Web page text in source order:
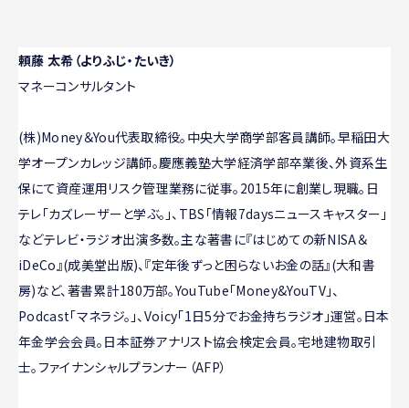
頼藤 太希（よりふじ・たいき）
マネーコンサルタント
(株)Money＆You代表取締役。中央大学商学部客員講師。早稲田大
学オープンカレッジ講師。慶應義塾大学経済学部卒業後、外資系生
保にて資産運用リスク管理業務に従事。2015年に創業し現職。日
テレ「カズレーザーと学ぶ。」、TBS「情報7daysニュースキャスター」
などテレビ・ラジオ出演多数。主な著書に『はじめての新NISA＆
iDeCo』(成美堂出版)、『定年後ずっと困らないお金の話』(大和書
房)など、著書累計180万部。YouTube「Money&YouTV」、
Podcast「マネラジ。」、Voicy「1日5分でお金持ちラジオ」運営。日本
年金学会会員。日本証券アナリスト協会検定会員。宅地建物取引
士。ファイナンシャルプランナー（AFP）